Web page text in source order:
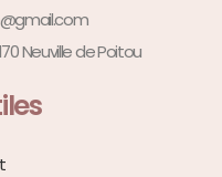
Neuville de Poitou